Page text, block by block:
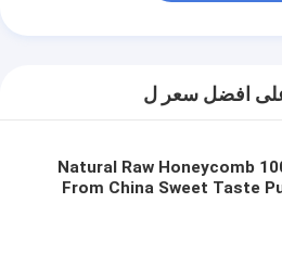
افضل سعر ل
100% Natural Raw Honeycomb
From China Sweet Taste